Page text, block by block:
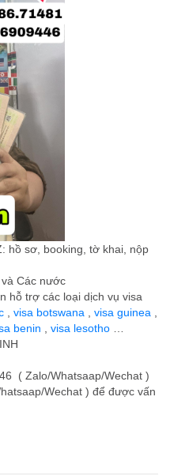
hồ sơ, booking, tờ khai, nộp
và Các nước
hỗ trợ các loại dịch vụ visa
, visa botswana , visa guinea ,
benin , visa lesotho …
( Zalo/Whatsaap/Wechat )
Wechat ) để được vấn